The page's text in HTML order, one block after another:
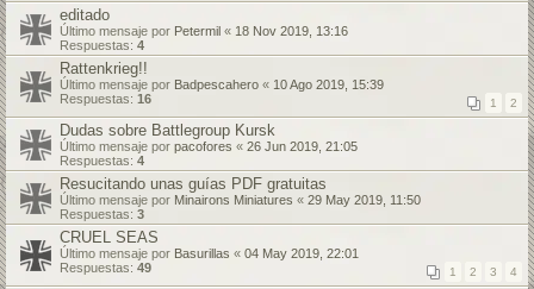
editado
Último mensaje por Petermil « 18 Nov 2019, 13:16
Respuestas: 4
Rattenkrieg!!
Último mensaje por Badpescahero « 10 Ago 2019, 15:39
Respuestas: 16 1 2
Dudas sobre Battlegroup Kursk
Último mensaje por pacofores « 26 Jun 2019, 21:05
Respuestas: 4
Resucitando unas guías PDF gratuitas
Último mensaje por Minairons Miniatures « 29 May 2019, 11:50
Respuestas: 3
CRUEL SEAS
Último mensaje por Basurillas « 04 May 2019, 22:01
Respuestas: 49 1 2 3 4